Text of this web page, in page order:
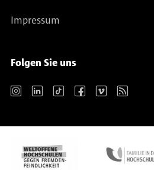
Impressum
Folgen Sie uns
Instagram LinkedIn TikTok Facebook Vimeo RSS